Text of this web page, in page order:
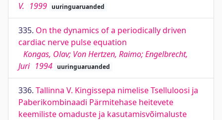
V. 1999 uuringuaruanded
335. On the dynamics of a periodically driven
cardiac nerve pulse equation
Kongas, Olav; Von Hertzen, Raimo; Engelbrecht,
Juri 1994 uuringuaruanded
336. Tallinna V. Kingissepa nimelise Tselluloosi ja
Paberikombinaadi Pärmitehase heitevete
keemiliste omaduste ja kasutamisvõimaluste